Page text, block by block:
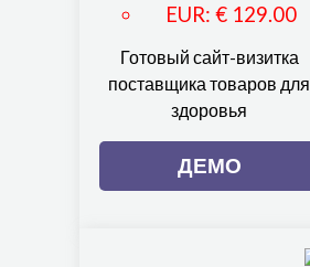
EUR:€ 129.00
Готовый сайт-визитка
поставщика товаров для
здоровья
ДЕМО